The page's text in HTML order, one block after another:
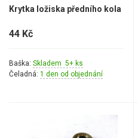
Krytka ložiska předního kola
44 Kč
Baška: Skladem 5+ ks
Čeladná: 1 den od objednání